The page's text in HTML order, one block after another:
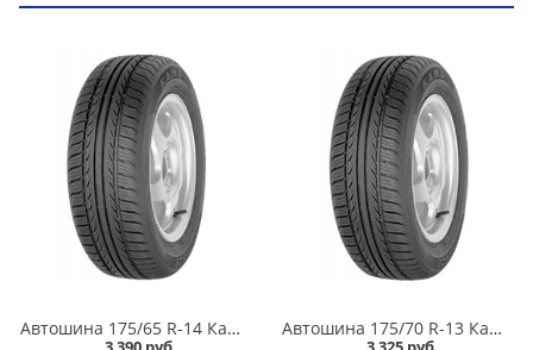
Автошина 175/65 R-14 Кама Breeze (НК-132) 82H в Кургане Автошина 175/70 R-13 Кама Breeze (НК-132) 82T в Кургане